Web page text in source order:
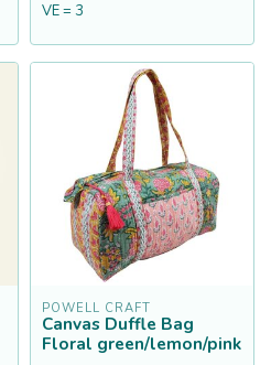
VE = 3
POWELL CRAFT
Canvas Duffle Bag
Floral green/lemon/pink